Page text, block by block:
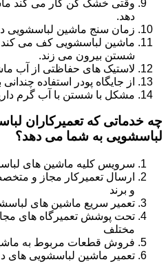
وقتی خشک کن کار می کند
دهد.
زمان سنج ماشین لباسشویی
ماشین لباسشویی کف می
شستن بیرون می زند.
لاستیک های حفاظتی از آب
از جایگاه پودر استفاده
مشکل با شستن با آب گرم
چه خدماتی که تعمیرکاران
لباسشویی به شما می دهد؟
سرویس کلیه ماشین های
ارسال تعمیرکار مجاز و
و برند
تعمیر سریع ماشین های
تحت پوشش تعمیرگاه های
مختلف
فروش قطعات مربوط به
تعمیر ماشین لباسشویی های